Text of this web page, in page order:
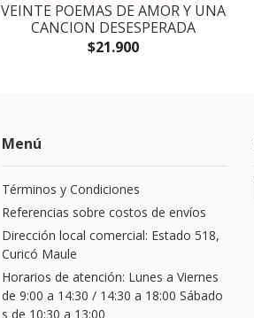
VEINTE POEMAS DE AMOR Y UNA
CANCION DESESPERADA
$21.900
Menú
Términos y Condiciones
Referencias sobre costos de envíos
Dirección local comercial: Estado 518,
Curicó Maule
Horarios de atención: Lunes a Viernes
de 9:00 a 14:30 / 14:30 a 18:00 Sábado
s de 10:30 a 13:00